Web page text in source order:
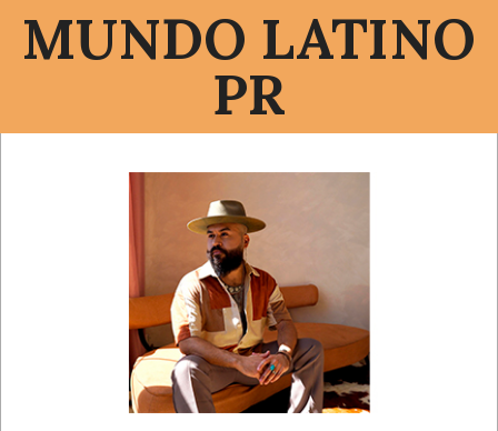
MUNDO LATINO
PR